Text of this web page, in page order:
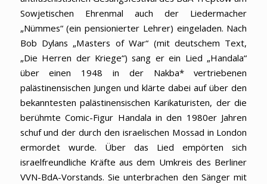
Sowjetischen Ehrenmal auch der Liedermacher
„Nümmes“ (ein pensionierter Lehrer) eingeladen. Nach
Bob Dylans „Masters of War“ (mit deutschem Text,
„Die Herren der Kriege“) sang er ein Lied „Handala“
über einen 1948 in der Nakba* vertriebenen
palästinensischen Jungen und klärte dabei auf über den
bekanntesten palästinensischen Karikaturisten, der die
berühmte Comic-Figur Handala in den 1980er Jahren
schuf und der durch den israelischen Mossad in London
ermordet wurde. Über das Lied empörten sich
israelfreundliche Kräfte aus dem Umkreis des Berliner
VVN-BdA-Vorstands. Sie unterbrachen den Sänger mit